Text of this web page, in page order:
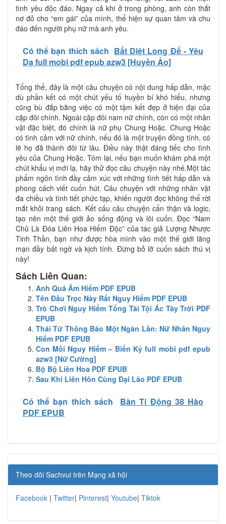
tình yêu độc đáo. Ngay cả khi ở trong phòng, anh còn thắt
nơ đỏ cho “em gái” của mình, thể hiện sự quan tâm và chu
đáo đến người phụ nữ mà anh yêu.
Có thể bạn thích sách Bất Diệt Long Đế - Yêu
Dạ full mobi pdf epub azw3 [Huyền Ảo]
Tổng thể, đây là một câu chuyện có nội dung hấp dẫn, mặc
dù phần kết có một chút yếu tố huyền bí khó hiểu, nhưng
cũng bù đắp bằng việc có một tậm kết đẹp ở hiện đại của
cặp đôi chính. Ngoài cặp đôi nam nữ chính, còn có một nhân
vật đặc biệt, đó chính là nữ phụ Chung Hoặc. Chung Hoặc
có tình cảm với nữ chính, nếu đó là một truyện đồng tính, có
lẽ họ đã thành đôi từ lâu. Điều này thật đáng tiếc cho tình
yêu của Chung Hoặc. Tóm lại, nếu bạn muốn khám phá một
chút khẩu vị mới lạ, hãy thử đọc câu chuyện này nhé.Một tác
phẩm ngôn tình đầy cảm xúc với những tình tiết hấp dẫn và
phong cách viết cuốn hút. Câu chuyện với những nhân vật
đa chiều và tình tiết phức tạp, khiến người đọc không thể rời
mắt khỏi trang sách. Kết cấu câu chuyện cẩn thận và logic,
tạo nên một thế giới ảo sống động và lôi cuốn. Đọc “Nam
Chủ Là Đóa Liên Hoa Hiểm Độc” của tác giả Lượng Nhược
Tinh Thần, bạn như được hòa mình vào một thế giới lãng
mạn đầy bất ngờ và kịch tính. Đừng bỏ lỡ cuốn sách thú vị
này!
Sách Liên Quan:
Anh Quá Âm Hiểm PDF EPUB
Tên Đầu Trọc Này Rất Nguy Hiểm PDF EPUB
Trò Chơi Nguy Hiểm Tổng Tài Tội Ác Tày Trời PDF
EPUB
Thái Tử Thông Báo Một Ngàn Lần: Nữ Nhân Nguy
Hiểm PDF EPUB
Con Mồi Nguy Hiểm – Biến Kỷ full mobi pdf epub
azw3 [Nữ Cường]
Bộ Bộ Liên Hoa PDF EPUB
Sau Khi Liên Hôn Cùng Đại Lão PDF EPUB
Có thể bạn thích sách
Bàn Ti Động 38 Hào
PDF EPUB
Theo dõi Sachvui trên Mạng xã hội
Facebook | Twitter| Pinterest| Youtube| Tiktok